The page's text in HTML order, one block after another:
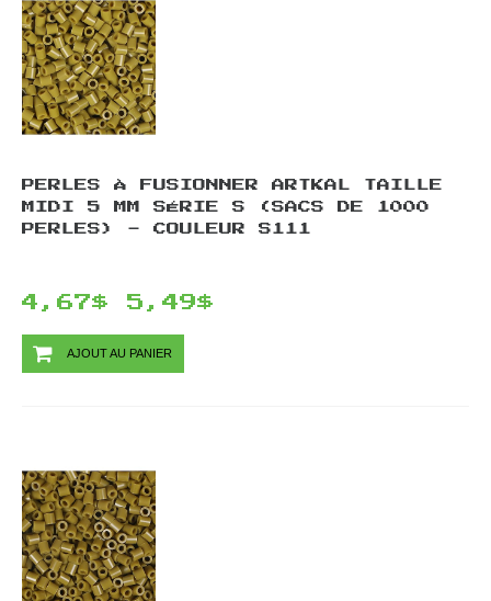
PERLES À FUSIONNER ARTKAL TAILLE
MIDI 5 MM SÉRIE S (SACS DE 1000
PERLES) - COULEUR S111
4,67$ 5,49$
AJOUT AU PANIER